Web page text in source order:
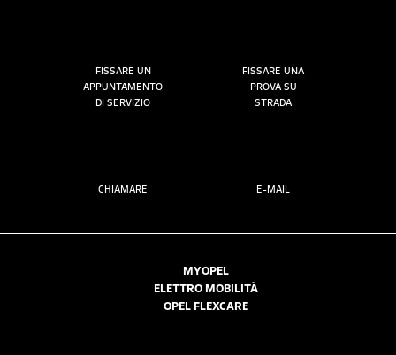
FISSARE UN
APPUNTAMENTO
DI SERVIZIO
FISSARE UNA
PROVA SU
STRADA
CHIAMARE E-MAIL
MYOPEL
ELETTRO MOBILITÀ
OPEL FLEXCARE